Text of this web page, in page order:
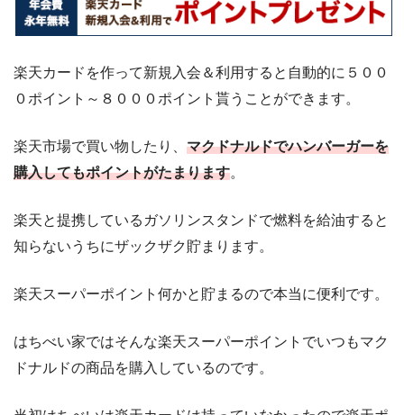
楽天カードを作って新規入会＆利用すると自動的に５００
０ポイント～８０００ポイント貰うことができます。
楽天市場で買い物したり、 マクドナルドでハンバーガーを
購入してもポイントがたまります。
楽天と提携しているガソリンスタンドで燃料を給油すると
知らないうちにザックザク貯まります。
楽天スーパーポイント何かと貯まるので本当に便利です。
はちべい家ではそんな楽天スーパーポイントでいつもマク
ドナルドの商品を購入しているのです。